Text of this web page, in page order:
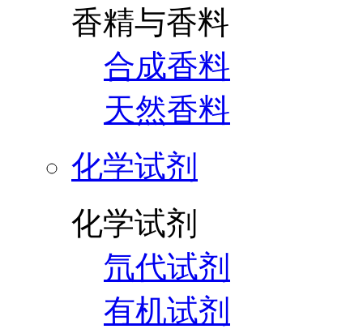
香精与香料
合成香料
天然香料
化学试剂
化学试剂
氘代试剂
有机试剂